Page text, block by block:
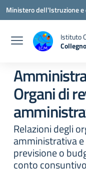
Vai ai contenuti
Vai al menu di navigazione
Vai al footer
Ministero dell'Istruzione
Istituto
Organi di
Relazioni degli
amministrativa
previsione o
conto